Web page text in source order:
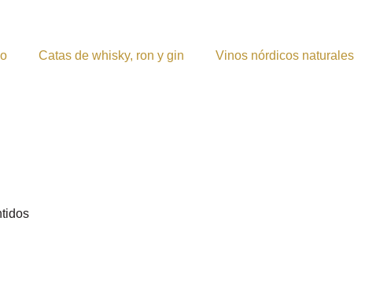
Catas de whisky, ron y gin Vinos nórdicos naturales